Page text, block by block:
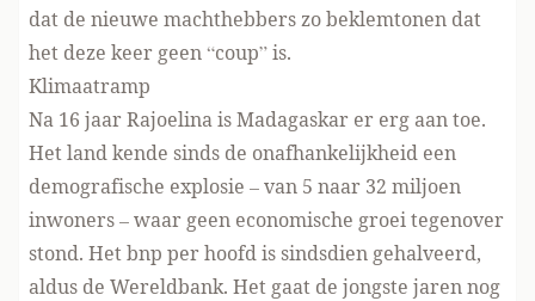
dat de nieuwe machthebbers zo beklemtonen dat
het deze keer geen “coup” is.
Klimaatramp
Na 16 jaar Rajoelina is Madagaskar er erg aan toe.
Het land kende sinds de onafhankelijkheid een
demografische explosie – van 5 naar 32 miljoen
inwoners – waar geen economische groei tegenover
stond. Het bnp per hoofd is sindsdien gehalveerd,
aldus de Wereldbank. Het gaat de jongste jaren nog